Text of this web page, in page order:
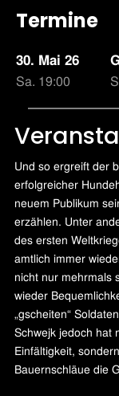
Termine
30. Mai 26
Sa. 19:00
Und so ergreift der
erfolgreicher
neuem Publikum
erzählen. Unter
des ersten
amtlich immer
nicht nur mehrmals
wieder
„gscheiten“
Schwejk jedoch hat
Einfältigkeit,
Bauernschläue die